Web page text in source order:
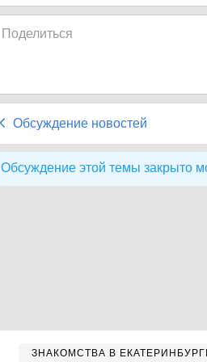
Поделиться
Обсуждение новостей
Обсуждение этой темы закрыто
ЗНАКОМСТВА В